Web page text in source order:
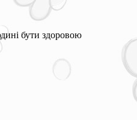
бути здоровою